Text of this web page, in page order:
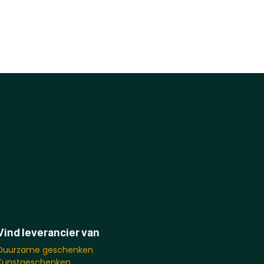
leverancier van
geschenken